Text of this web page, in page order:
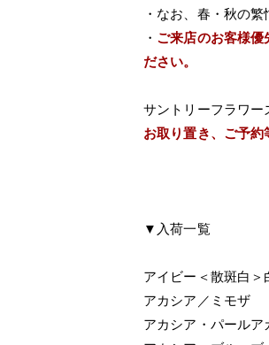
・なお、春・秋の
・ ご来店のお客様優
ださい。
サントリーフラワー
お取り置き、ご予
▼入荷一覧
アイビー＜散斑白＞
アカシア／ミモザ
アカシア・パール